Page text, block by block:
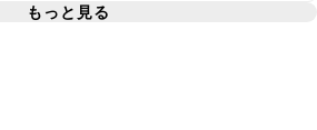
い場合は冷凍で保存し、1週間を目安に
めいたします。冷凍保存した場合は
扱いやすくなってからカットしてく
もっと見る